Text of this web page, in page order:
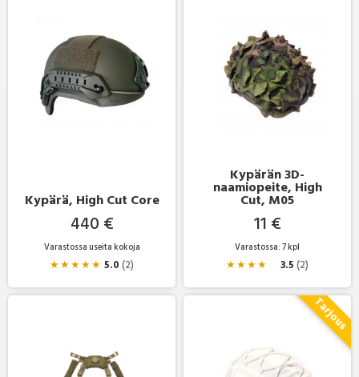
Kypärä, High Cut Core
440 €
Varastossa useita kokoja
★★★★★ 5.0(2)
Kypärän 3D-
naamiopeite, High
Cut, M05
11 €
Varastossa: 7 kpl
★★★★ 3.5(2)